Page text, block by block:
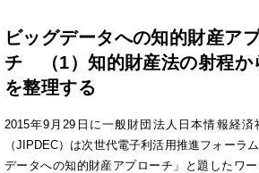
ビッグデータへの知的財産ア
チ （1）知的財産法の射程か
を整理する
2015年9月29日に一般財団法人日本情報経済
（JIPDEC）は次世代電子利活用推進フォーラ
データへの知的財産アプローチ」と題したワ